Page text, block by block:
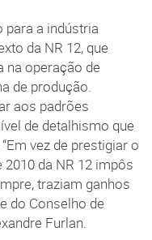
para a indústria
da NR 12, que
na operação de
de produção.
aos padrões
de detalhismo que
vez de prestigiar o
da NR 12 impôs
traziam ganhos
do Conselho de
Furlan.